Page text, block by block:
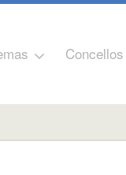
Concellos